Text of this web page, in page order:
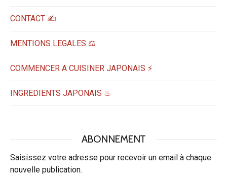
CONTACT ✍️
MENTIONS LEGALES ⚖️
COMMENCER A CUISINER JAPONAIS ⚡
INGREDIENTS JAPONAIS ♨
ABONNEMENT
Saisissez votre adresse pour recevoir un email à chaque
nouvelle publication.